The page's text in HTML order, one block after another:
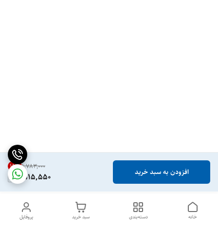
۱٬۷۸۳٬۰۰۰ 15%
1,515,550 افزودن به سبد خرید
پروفایل سبد خرید دسته‌بندی خانه